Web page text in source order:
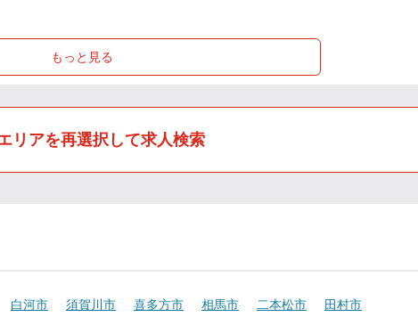
もっと見る
リアを再選択して求人検索
白河市 須賀川市 喜多方市 相馬市 二本松市
田村市